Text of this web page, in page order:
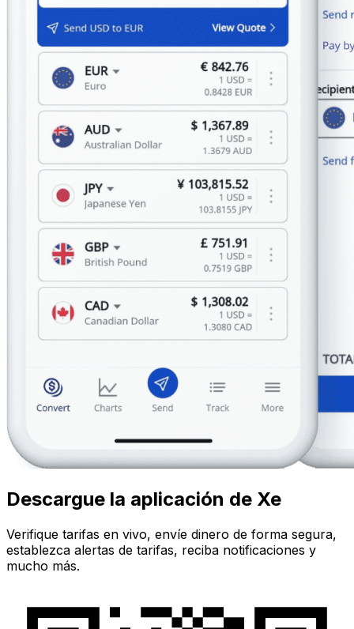
Descargue la aplicación de Xe
Verifique tarifas en vivo, envíe dinero de forma segura,
establezca alertas de tarifas, reciba notificaciones y
mucho más.